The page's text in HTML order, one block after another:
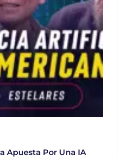
Apuesta Por Una IA